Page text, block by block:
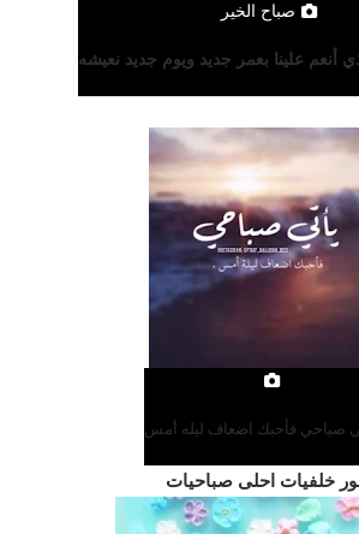
صباح الخير
أنعم علينا بعمر جديد ويوم جديد نعيشه
صباحي فأحبك اضعاف ليله أمس
خلفيات احلى صباحيات